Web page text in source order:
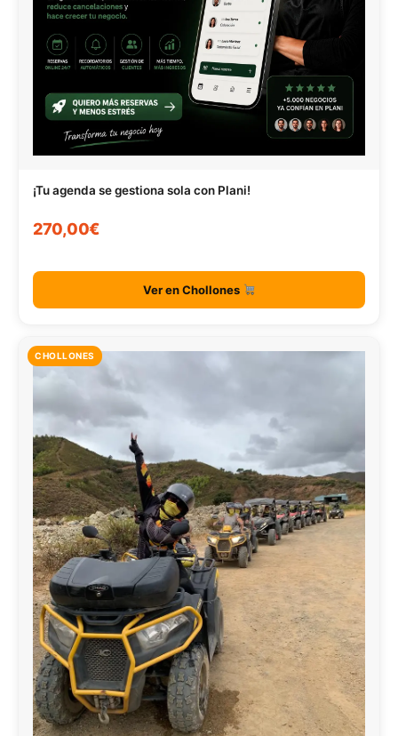
¡Tu agenda se gestiona sola con Plani!
270,00€
Ver en Chollones
CHOLLONES